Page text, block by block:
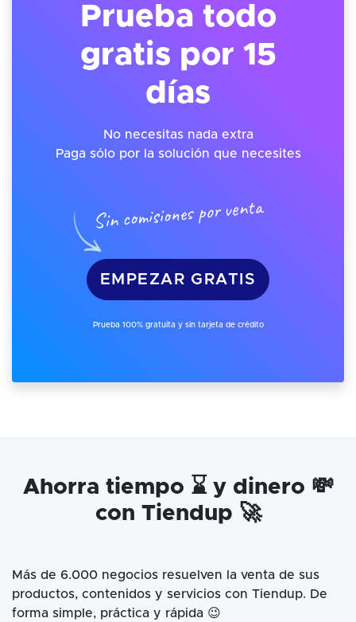
Prueba todo
gratis por 15
días
No necesitas nada extra
Paga sólo por la solución que necesites
Sin comisiones por venta
EMPEZAR GRATIS
Prueba 100% gratuita y sin tarjeta de crédito
Ahorra tiempo ⌛ y dinero 💸
con Tiendup 🚀
Más de 6.000 negocios resuelven la venta de sus
productos, contenidos y servicios con Tiendup. De
forma simple, práctica y rápida 😉